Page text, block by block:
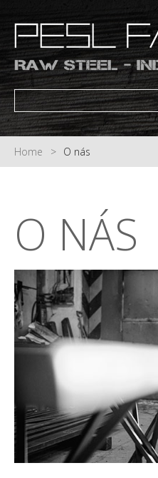
HOME
PRODUKTY
NOVINKY
Home O nás
O NÁS